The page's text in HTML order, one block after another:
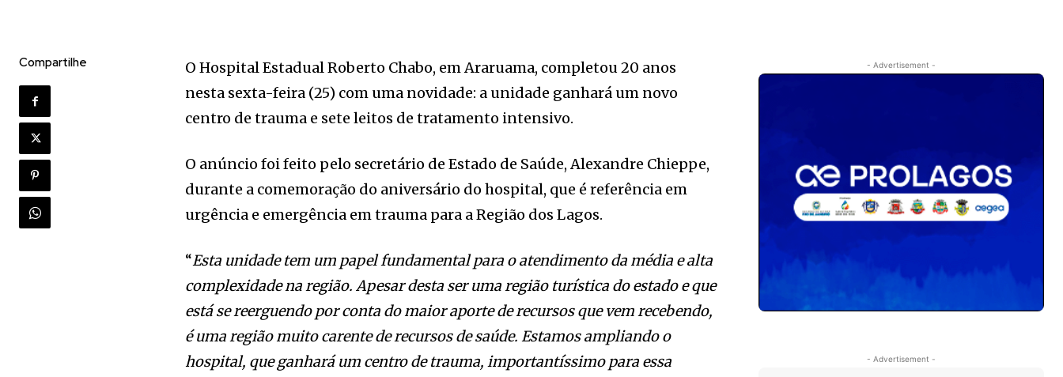
Compartilhe
O Hospital Estadual Roberto Chabo, em Araruama, completou 20 anos
nesta sexta-feira (25) com uma novidade: a unidade ganhará um novo
centro de trauma e sete leitos de tratamento intensivo.
O anúncio foi feito pelo secretário de Estado de Saúde, Alexandre Chieppe,
durante a comemoração do aniversário do hospital, que é referência em
urgência e emergência em trauma para a Região dos Lagos.
“Esta unidade tem um papel fundamental para o atendimento da média e alta
complexidade na região. Apesar desta ser uma região turística do estado e que
está se reerguendo por conta do maior aporte de recursos que vem recebendo,
é uma região muito carente de recursos de saúde. Estamos ampliando o
hospital, que ganhará um centro de trauma, importantíssimo para essa
- Advertisement -
- Advertisement -